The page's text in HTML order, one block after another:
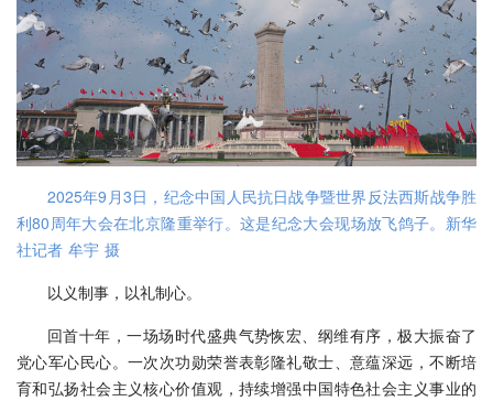
2025年9月3日，纪念中国人民抗日战争暨世界反法西斯战争胜
利80周年大会在北京隆重举行。这是纪念大会现场放飞鸽子。新华
社记者 牟宇 摄
以义制事，以礼制心。
回首十年，一场场时代盛典气势恢宏、纲维有序，极大振奋了
党心军心民心。一次次功勋荣誉表彰隆礼敬士、意蕴深远，不断培
育和弘扬社会主义核心价值观，持续增强中国特色社会主义事业的